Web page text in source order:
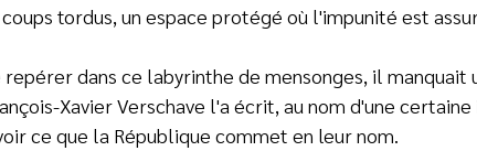
tordus, un espace protégé où l'impunité est
repérer dans ce labyrinthe de mensonges, il
Xavier Verschave l'a écrit, au nom d'une
ce que la République commet en leur nom.